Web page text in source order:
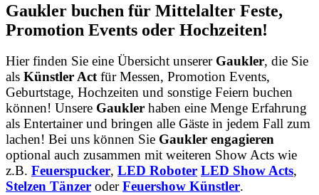
Gaukler buchen für Mittelalter Feste,
Promotion Events oder Hochzeiten!
Hier finden Sie eine Übersicht unserer Gaukler, die Sie
als Künstler Actfür Messen, Promotion Events,
Geburtstage, Hochzeiten und sonstige Feiern buchen
können! Unsere Gaukler haben eine Menge Erfahrung
als Entertainer und bringen alle Gäste in jedem Fall zum
lachen! Bei uns können Sie Gaukler engagieren
optional auch zusammen mit weiteren Show Acts wie
z.B. Feuerspucker, LED Roboter LED Show Acts,
Stelzen Tänzer oderFeuershow Künstler.